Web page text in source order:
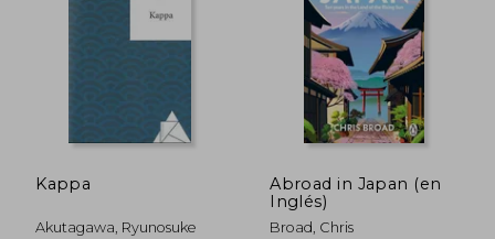
Kappa
Akutagawa, Ryunosuke
Abroad in Japan (en
Inglés)
Broad, Chris